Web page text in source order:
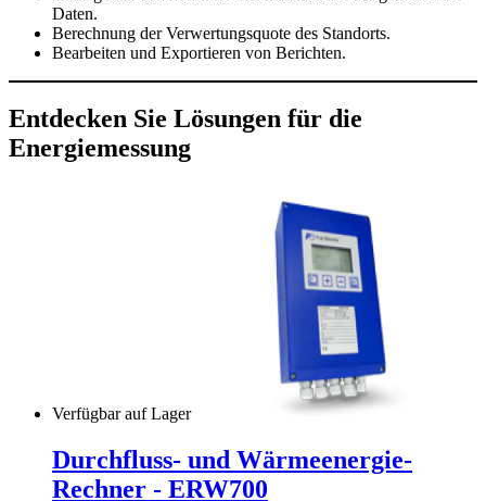
Daten.
Berechnung der Verwertungsquote des Standorts.
Bearbeiten und Exportieren von Berichten.
Entdecken Sie Lösungen für die
Energiemessung
Verfügbar auf Lager
Durchfluss- und Wärmeenergie-
Rechner - ERW700